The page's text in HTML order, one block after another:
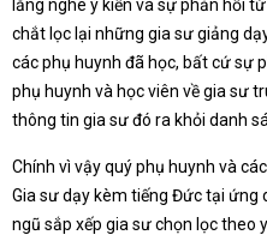
lắng nghe ý kiến và sự phản hồi
chắt lọc lại những gia sư giảng
các phụ huynh đã học, bất cứ sự
phụ huynh và học viên về gia sư
thông tin gia sư đó ra khỏi danh
Chính vì vậy quý phụ huynh và
Gia sư dạy kèm tiếng Đức tại ứng
ngũ sắp xếp gia sư chọn lọc theo